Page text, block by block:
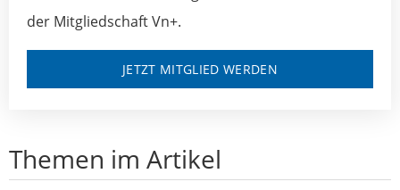
der Mitgliedschaft Vn+.
JETZT MITGLIED WERDEN
Themen im Artikel